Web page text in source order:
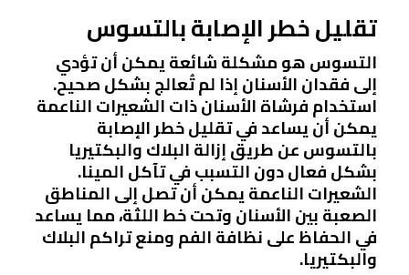
تقليل خطر الإصابة بالتسوس
التسوس هو مشكلة شائعة يمكن أن تؤدي
إلى فقدان الأسنان إذا لم تُعالج بشكل صحيح.
استخدام فرشاة الأسنان ذات الشعيرات الناعمة
يمكن أن يساعد في تقليل خطر الإصابة
بالتسوس عن طريق إزالة البلاك والبكتيريا
بشكل فعال دون التسبب في تآكل المينا.
الشعيرات الناعمة يمكن أن تصل إلى المناطق
الصعبة بين الأسنان وتحت خط اللثة، مما يساعد
في الحفاظ على نظافة الفم ومنع تراكم البلاك
والبكتيريا.